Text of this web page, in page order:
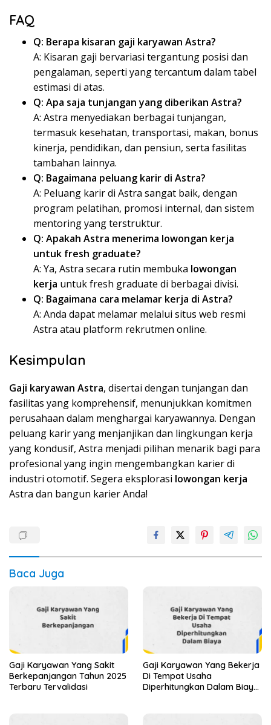
FAQ
Q: Berapa kisaran gaji karyawan Astra?
A: Kisaran gaji bervariasi tergantung posisi dan
pengalaman, seperti yang tercantum dalam tabel
estimasi di atas.
Q: Apa saja tunjangan yang diberikan Astra?
A: Astra menyediakan berbagai tunjangan,
termasuk kesehatan, transportasi, makan, bonus
kinerja, pendidikan, dan pensiun, serta fasilitas
tambahan lainnya.
Q: Bagaimana peluang karir di Astra?
A: Peluang karir di Astra sangat baik, dengan
program pelatihan, promosi internal, dan sistem
mentoring yang terstruktur.
Q: Apakah Astra menerima lowongan kerja
untuk fresh graduate?
A: Ya, Astra secara rutin membuka lowongan
kerja untuk fresh graduate di berbagai divisi.
Q: Bagaimana cara melamar kerja di Astra?
A: Anda dapat melamar melalui situs web resmi
Astra atau platform rekrutmen online.
Kesimpulan
Gaji karyawan Astra, disertai dengan tunjangan dan
fasilitas yang komprehensif, menunjukkan komitmen
perusahaan dalam menghargai karyawannya. Dengan
peluang karir yang menjanjikan dan lingkungan kerja
yang kondusif, Astra menjadi pilihan menarik bagi para
profesional yang ingin mengembangkan karier di
industri otomotif. Segera eksplorasi lowongan kerja
Astra dan bangun karier Anda!
Baca Juga
Gaji Karyawan Yang Sakit
Berkepanjangan Tahun 2025
Terbaru Tervalidasi
Gaji Karyawan Yang Bekerja
Di Tempat Usaha
Diperhitungkan Dalam Biaya